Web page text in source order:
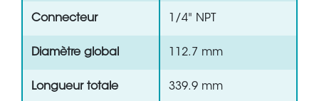
Connecteur 1/4" NPT
Diamètre global 112.7 mm
Longueur totale 339.9 mm